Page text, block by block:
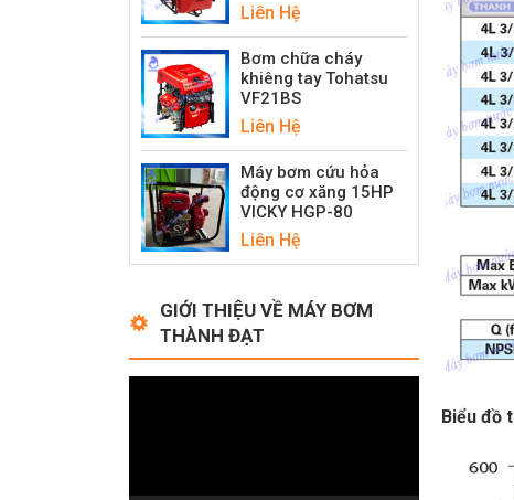
Liên Hệ
Bơm chữa cháy
khiêng tay Tohatsu
VF21BS
Liên Hệ
Máy bơm cứu hỏa
động cơ xăng 15HP
VICKY HGP-80
Liên Hệ
GIỚI THIỆU VỀ MÁY BƠM
THÀNH ĐẠT
Biểu đồ